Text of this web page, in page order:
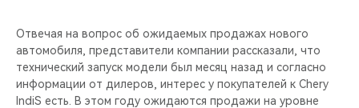
Отвечая на вопрос об ожидаемых продажах нового
автомобиля, представители компании рассказали, что
технический запуск модели был месяц назад и согласно
информации от дилеров, интерес у покупателей к Chery
IndiS есть. В этом году ожидаются продажи на уровне